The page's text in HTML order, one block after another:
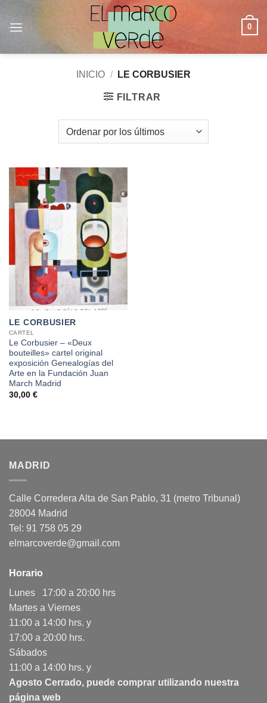
0
INICIO / LE CORBUSIER
FILTRAR
LE CORBUSIER
CARTEL
Le Corbusier – «Deux
bouteilles» cartel original
exposición Genealogías del
Arte en la Fundación Juan
March Madrid
30,00 €
MADRID
Calle Corredera Alta de San Pablo, 31 (metro Tribunal)
28004 Madrid
Tel: 91 758 05 29
elmarcoverde@gmail.com
Horario
Lunes 17:00 a 20:00 hrs
Martes a Viernes
11:00 a 14:00 hrs. y
17:00 a 20:00 hrs.
Sábados
11:00 a 14:00 hrs. y
Agosto Cerrado, puede comprar utilizando nuestra
página web